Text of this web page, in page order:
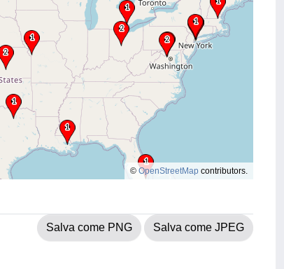
© OpenStreetMap contributors.
Salva come PNG Salva come JPEG